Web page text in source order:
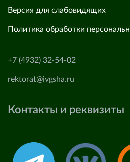
Версия для слабовидящих
Политика обработки
+7 (4932) 32-54-02
rektorat@ivgsha.ru
Контакты и реквизиты